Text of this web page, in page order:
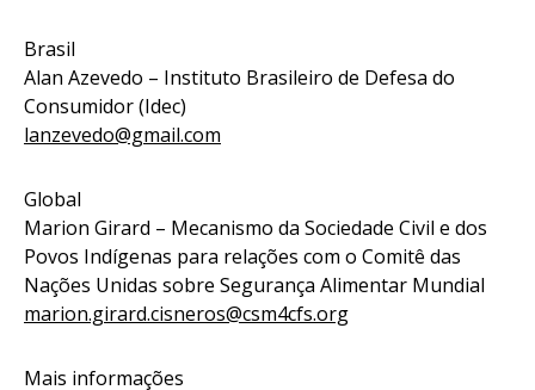
Brasil
Alan Azevedo – Instituto Brasileiro de Defesa do
Consumidor (Idec)
lanzevedo@gmail.com
Global
Marion Girard – Mecanismo da Sociedade Civil e dos
Povos Indígenas para relações com o Comitê das
Nações Unidas sobre Segurança Alimentar Mundial
marion.girard.cisneros@csm4cfs.org
Mais informações